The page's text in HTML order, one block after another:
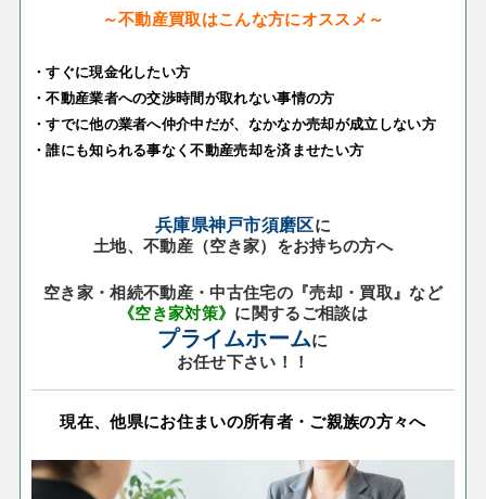
～不動産買取はこんな方にオススメ～
・すぐに現金化したい方
・不動産業者への交渉時間が取れない事情の方
・すでに他の業者へ仲介中だが、なかなか売却が成立しない方
・誰にも知られる事なく不動産売却を済ませたい方
兵庫県神戸市須磨区に
土地、不動産（空き家）をお持ちの方へ
空き家・相続不動産・中古住宅の『売却・買取』など
《空き家対策》 に関するご相談は
プライムホームに
お任せ下さい！！
現在、他県にお住まいの所有者・ご親族の方々へ